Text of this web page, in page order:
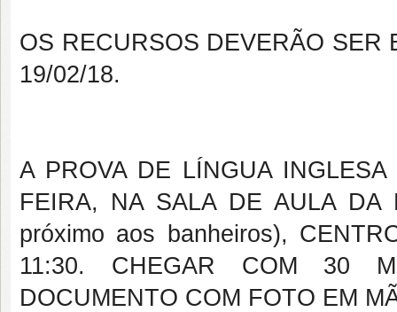
OS RECURSOS DEVERÃO SER
19/02/18.
A PROVA DE LÍNGUA
FEIRA, NA SALA DE AULA DA
próximo aos banheiros),
11:30. CHEGAR COM 30
DOCUMENTO COM FOTO EM